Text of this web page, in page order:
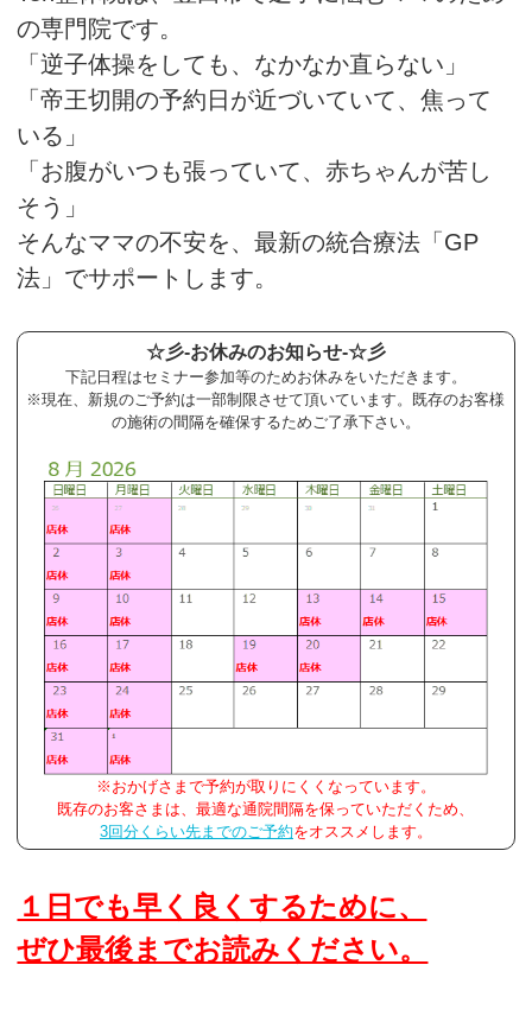
の専門院です。
「逆子体操をしても、なかなか直らない」
「帝王切開の予約日が近づいていて、焦って
いる」
「お腹がいつも張っていて、赤ちゃんが苦し
そう」
そんなママの不安を、最新の統合療法「GP
法」でサポートします。
☆彡-お休みのお知らせ-☆彡
下記日程はセミナー参加等のためお休みをいただきます。
※現在、新規のご予約は一部制限させて頂いています。既存のお客様
の施術の間隔を確保するためご了承下さい。
※おかげさまで予約が取りにくくなっています。
既存のお客さまは、最適な通院間隔を保っていただくため、
3回分くらい先までのご予約をオススメします。
１日でも早く良くするために、
ぜひ最後までお読みください。